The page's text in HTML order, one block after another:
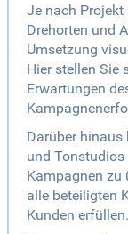
Je nach Projekt
Drehorten und
Umsetzung
Hier stellen Sie
Erwartungen
Darüber hinaus
und Tonstudios
Kampagnen zu
alle beteiligten
Kunden erfüllen.